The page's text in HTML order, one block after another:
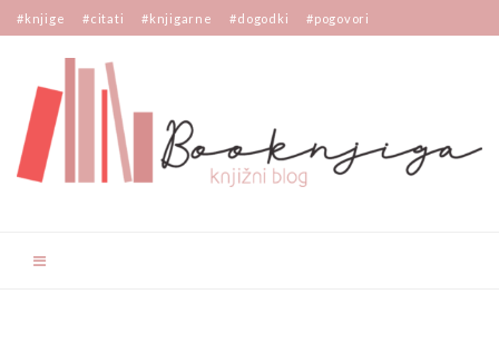
#knjige #citati #knjigarne #dogodki #pogovori